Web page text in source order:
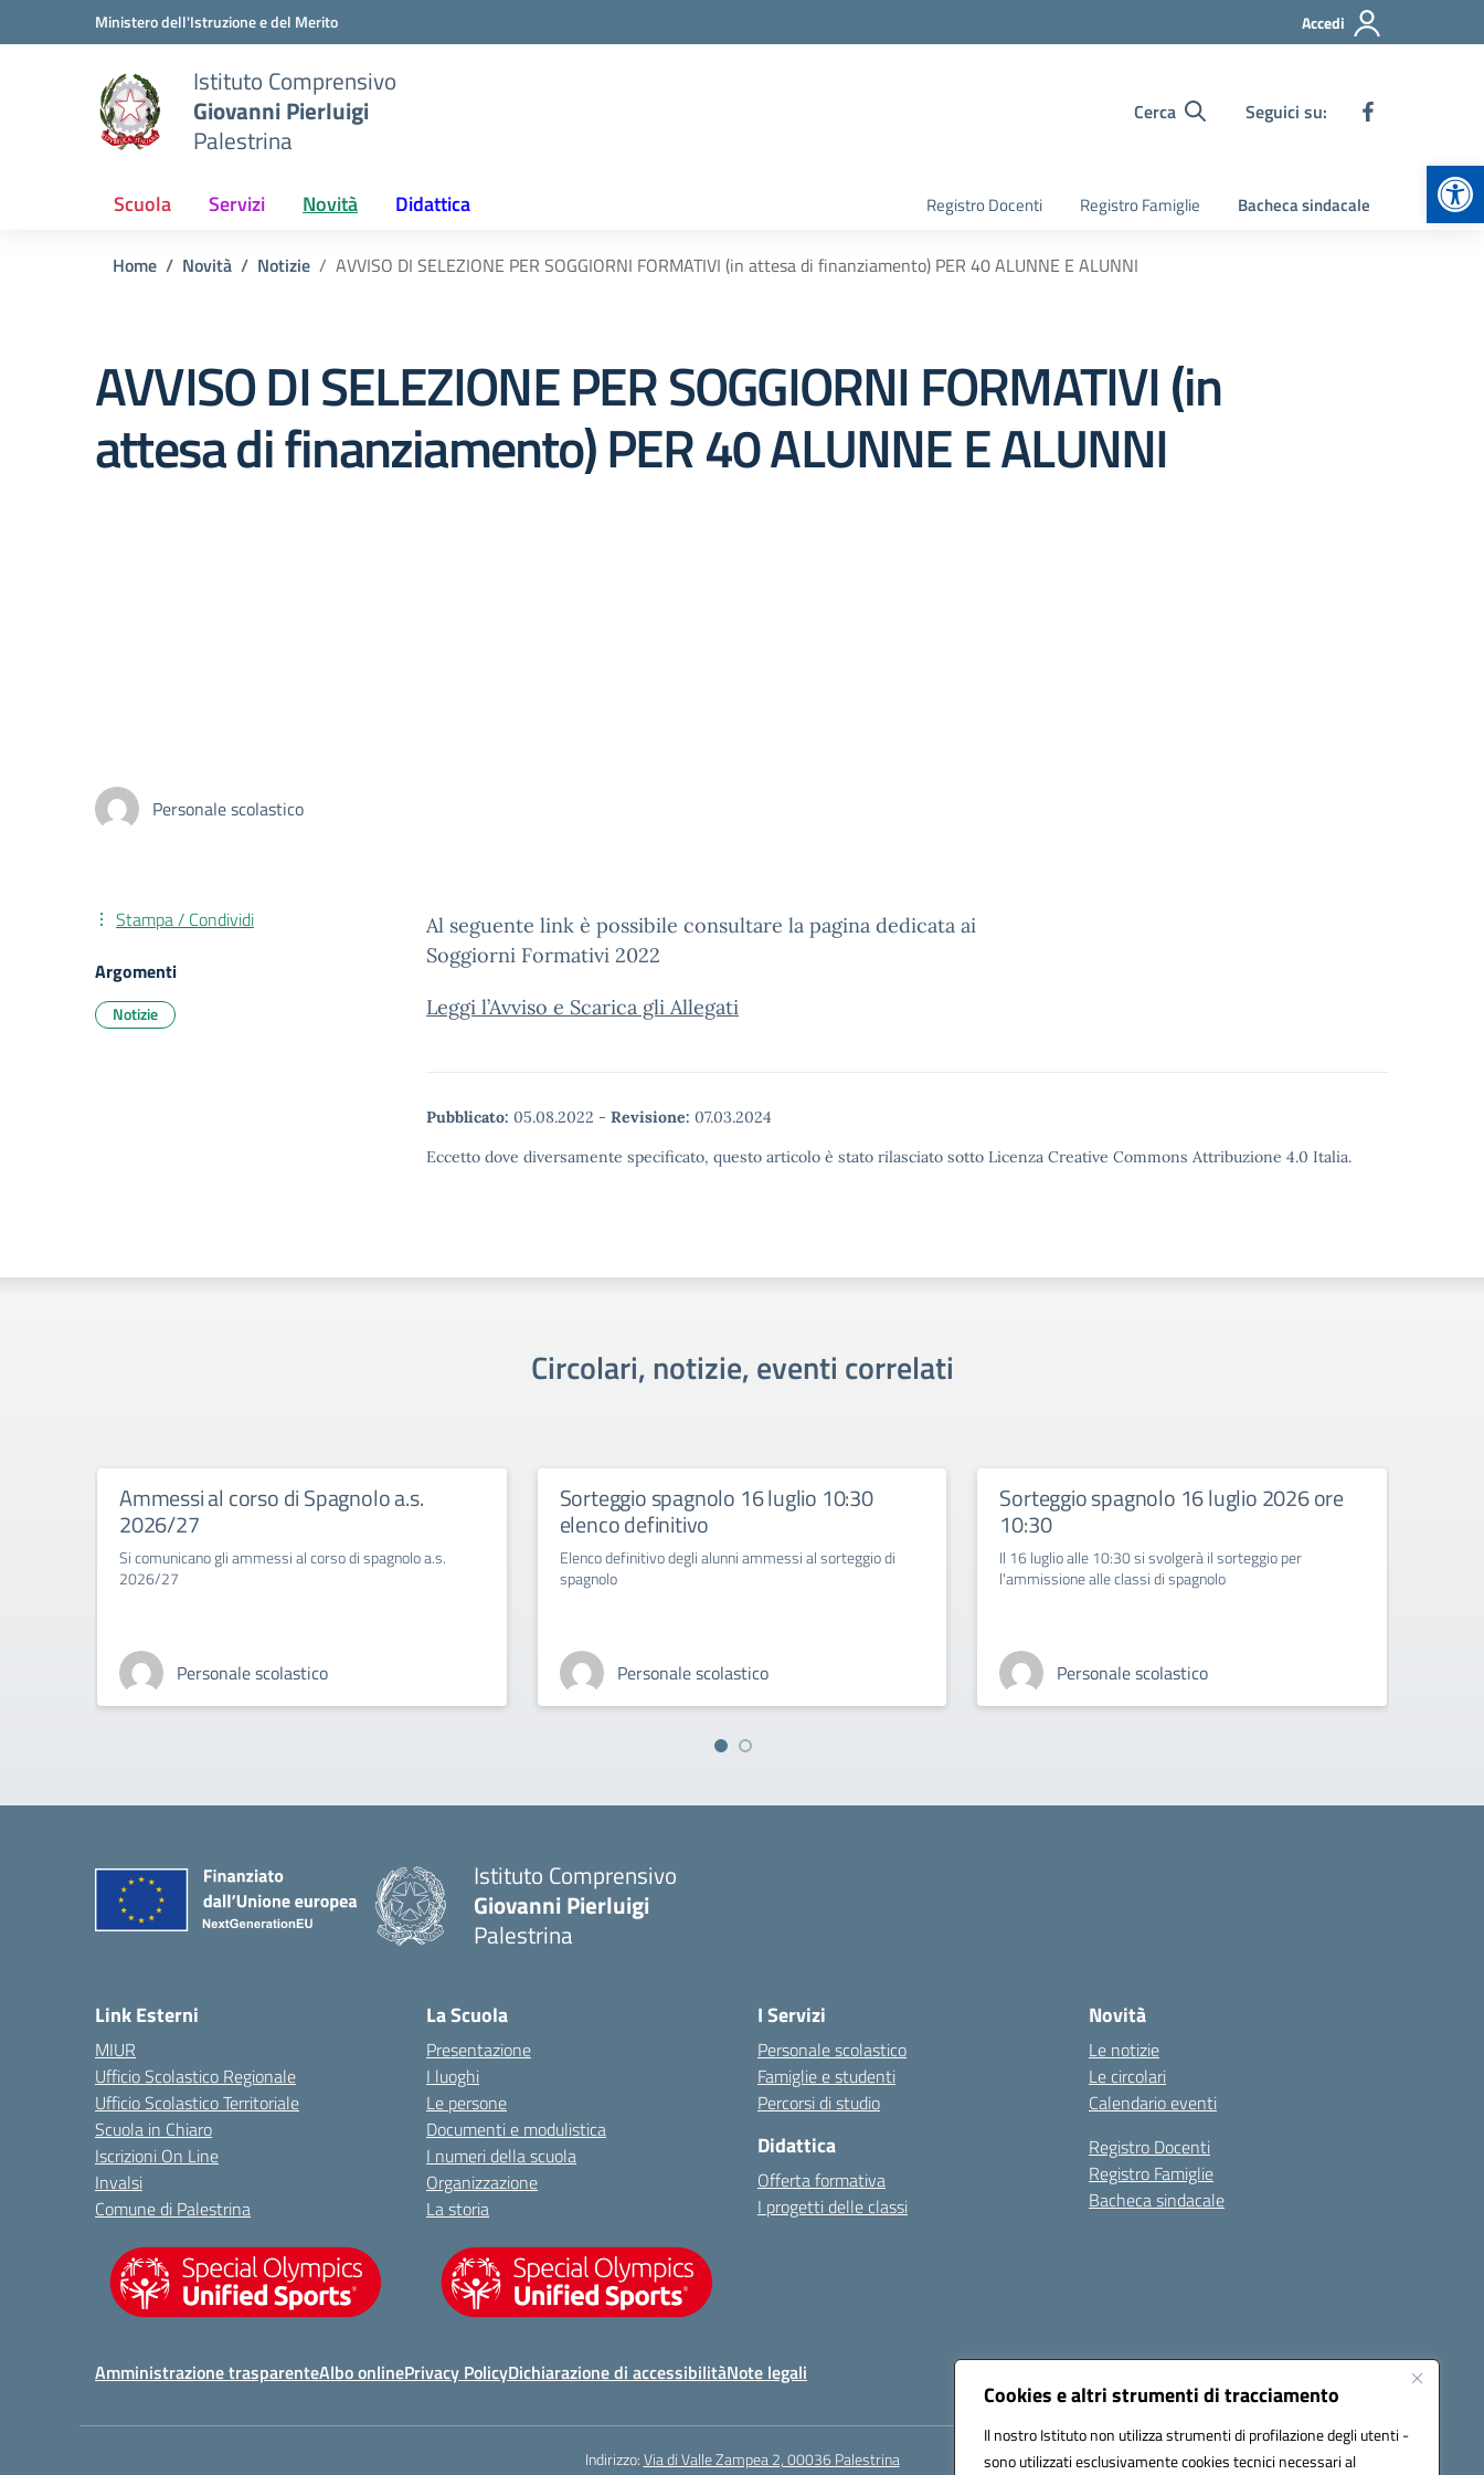
Cookies e altri strumenti di tracciamento
Il nostro Istituto non utilizza strumenti di profilazione degli utenti -
sono utilizzati esclusivamente cookies tecnici necessari al
Vai ai contenuti
Vai al menu di navigazioneMinistero dell'Istruzione e del Merito Accedi
Istituto Comprensivo
Giovanni Pierluigi
Palestrina
Cerca Seguici su:
Scuola Servizi Novità Didattica Registro Docenti Registro Famiglie Bacheca sindacale
Home Novità Notizie AVVISO DI SELEZIONE PER SOGGIORNI FORMATIVI (in attesa di finanziamento) PER 40 ALUNNE E ALUNNI
AVVISO DI SELEZIONE PER SOGGIORNI FORMATIVI (in
attesa di finanziamento) PER 40 ALUNNE E ALUNNI
Personale scolastico
Al seguente link è possibile consultare la pagina dedicata ai
Soggiorni Formativi 2022
Leggi l’Avviso e Scarica gli Allegati
Pubblicato: 05.08.2022 - Revisione: 07.03.2024
Eccetto dove diversamente specificato, questo articolo è stato rilasciato sotto Licenza Creative Commons Attribuzione 4.0 Italia.
Stampa / Condividi
Argomenti
Notizie
Circolari, notizie, eventi correlati
Ammessi al corso di Spagnolo a.s.
2026/27
Si comunicano gli ammessi al corso di spagnolo a.s.
2026/27
Personale scolastico
Sorteggio spagnolo 16 luglio 10:30
elenco definitivo
Elenco definitivo degli alunni ammessi al sorteggio di
spagnolo
Personale scolastico
Sorteggio spagnolo 16 luglio 2026 ore
10:30
Il 16 luglio alle 10:30 si svolgerà il sorteggio per
l'ammissione alle classi di spagnolo
Personale scolastico
Istituto Comprensivo
Giovanni Pierluigi
Palestrina
Link Esterni
MIUR
Ufficio Scolastico Regionale
Ufficio Scolastico Territoriale
Scuola in Chiaro
Iscrizioni On Line
Invalsi
Comune di Palestrina
La Scuola
Presentazione
I luoghi
Le persone
Documenti e modulistica
I numeri della scuola
Organizzazione
La storia
I Servizi
Personale scolastico
Famiglie e studenti
Percorsi di studio
Didattica
Offerta formativa
I progetti delle classi
Novità
Le notizie
Le circolari
Calendario eventi
Registro Docenti
Registro Famiglie
Bacheca sindacale
Amministrazione trasparenteAlbo onlinePrivacy PolicyDichiarazione di accessibilitàNote legali
Indirizzo:Via di Valle Zampea 2, 00036 Palestrina